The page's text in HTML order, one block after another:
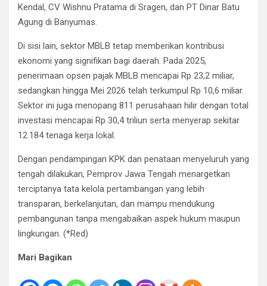
Kendal, CV Wishnu Pratama di Sragen, dan PT Dinar Batu
Agung di Banyumas.
Di sisi lain, sektor MBLB tetap memberikan kontribusi
ekonomi yang signifikan bagi daerah. Pada 2025,
penerimaan opsen pajak MBLB mencapai Rp 23,2 miliar,
sedangkan hingga Mei 2026 telah terkumpul Rp 10,6 miliar.
Sektor ini juga menopang 811 perusahaan hilir dengan total
investasi mencapai Rp 30,4 triliun serta menyerap sekitar
12.184 tenaga kerja lokal.
Dengan pendampingan KPK dan penataan menyeluruh yang
tengah dilakukan, Pemprov Jawa Tengah menargetkan
terciptanya tata kelola pertambangan yang lebih
transparan, berkelanjutan, dan mampu mendukung
pembangunan tanpa mengabaikan aspek hukum maupun
lingkungan. (*Red)
Mari Bagikan